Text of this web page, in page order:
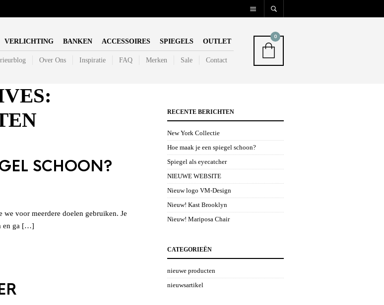
VERLICHTING BANKEN ACCESSOIRES SPIEGELS OUTLET
Over Ons Inspiratie FAQ Merken Sale Contact
0
SCHOON?
we voor meerdere doelen gebruiken. Je
en ga […]
RECENTE BERICHTEN
New York Collectie
Hoe maak je een spiegel schoon?
Spiegel als eyecatcher
NIEUWE WEBSITE
Nieuw logo VM-Design
Nieuw! Kast Brooklyn
Nieuw! Mariposa Chair
CATEGORIEËN
nieuwe producten
nieuwsartikel